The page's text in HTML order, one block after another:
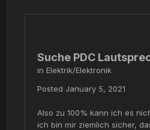
Suche PDC
in Elektrik/Elektronik
Posted January 5, 2021
Also zu 100% kann ich es
ich bin mir ziemlich sicher,